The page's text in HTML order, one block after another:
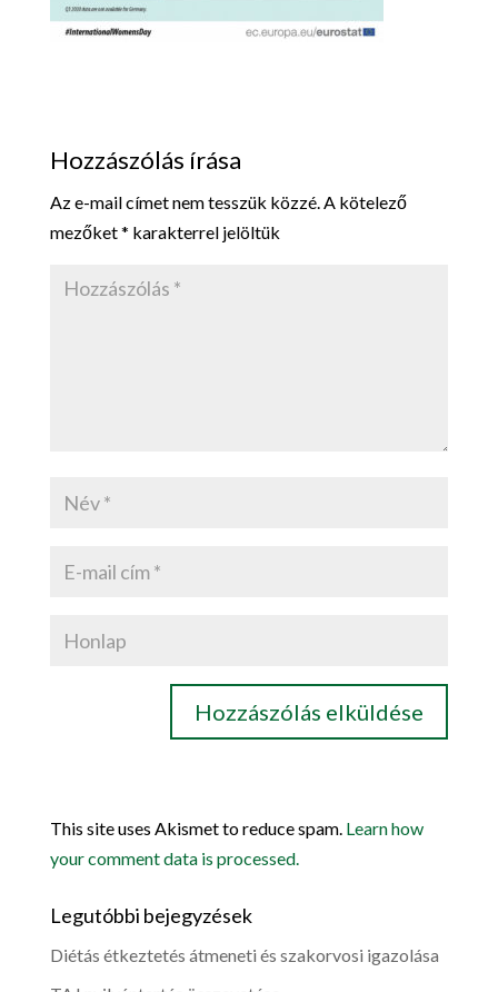
Hozzászólás írása
Az e-mail címet nem tesszük közzé.A kötelező
mezőket* karakterrel jelöltük
This site uses Akismet to reduce spam. Learn how
your comment data is processed.
Legutóbbi bejegyzések
Diétás étkeztetés átmeneti és szakorvosi igazolása